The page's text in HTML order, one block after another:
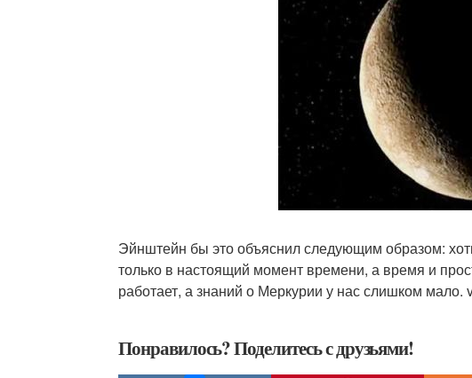
Эйнштейн бы это объяснил следующим образом:
только в настоящий момент времени, а время и
работает, а знаний о Меркурии у нас слишком мало.
Понравилось? Поделитесь с друзьями!